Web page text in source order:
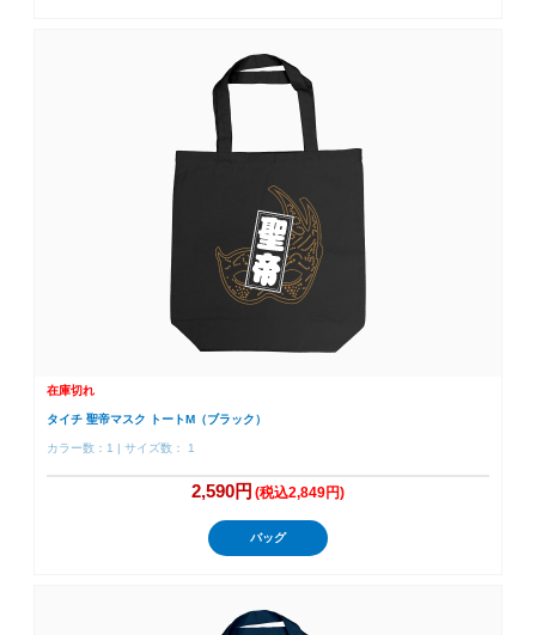
在庫切れ
タイチ 聖帝マスク トートM（ブラック）
カラー数：1 | サイズ数： 1
2,590円 (税込2,849円)
バッグ